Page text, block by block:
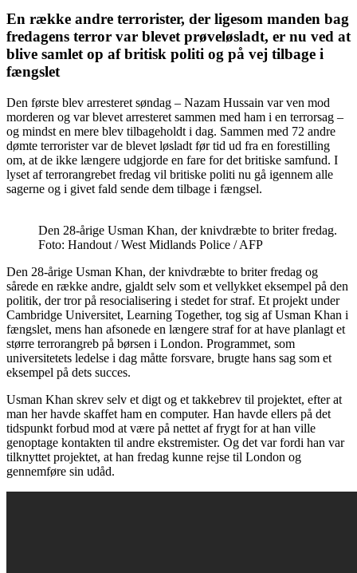
En række andre terrorister, der ligesom manden bag
fredagens terror var blevet prøveløsladt, er nu ved at
blive samlet op af britisk politi og på vej tilbage i
fængslet
Den første blev arresteret søndag – Nazam Hussain var ven mod
morderen og var blevet arresteret sammen med ham i en terrorsag –
og mindst en mere blev tilbageholdt i dag. Sammen med 72 andre
dømte terrorister var de blevet løsladt før tid ud fra en forestilling
om, at de ikke længere udgjorde en fare for det britiske samfund. I
lyset af terrorangrebet fredag vil britiske politi nu gå igennem alle
sagerne og i givet fald sende dem tilbage i fængsel.
Den 28-årige Usman Khan, der knivdræbte to briter fredag.
Foto: Handout / West Midlands Police / AFP
Den 28-årige Usman Khan, der knivdræbte to briter fredag og
sårede en række andre, gjaldt selv som et vellykket eksempel på den
politik, der tror på resocialisering i stedet for straf. Et projekt under
Cambridge Universitet, Learning Together, tog sig af Usman Khan i
fængslet, mens han afsonede en længere straf for at have planlagt et
større terrorangreb på børsen i London. Programmet, som
universitetets ledelse i dag måtte forsvare, brugte hans sag som et
eksempel på dets succes.
Usman Khan skrev selv et digt og et takkebrev til projektet, efter at
man her havde skaffet ham en computer. Han havde ellers på det
tidspunkt forbud mod at være på nettet af frygt for at han ville
genoptage kontakten til andre ekstremister. Og det var fordi han var
tilknyttet projektet, at han fredag kunne rejse til London og
gennemføre sin udåd.